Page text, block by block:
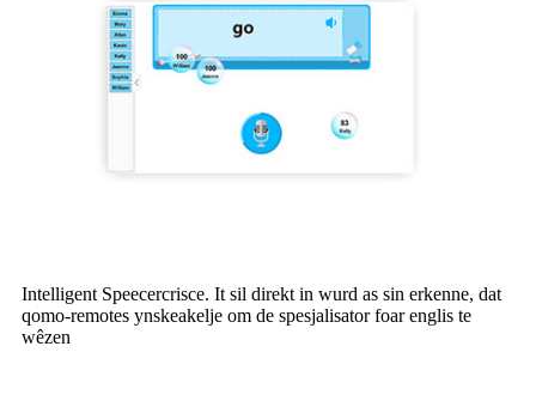
Intelligent Speecercrisce. It sil direkt in wurd as sin erkenne, dat
qomo-remotes ynskeakelje om de spesjalisator foar englis te
wêzen